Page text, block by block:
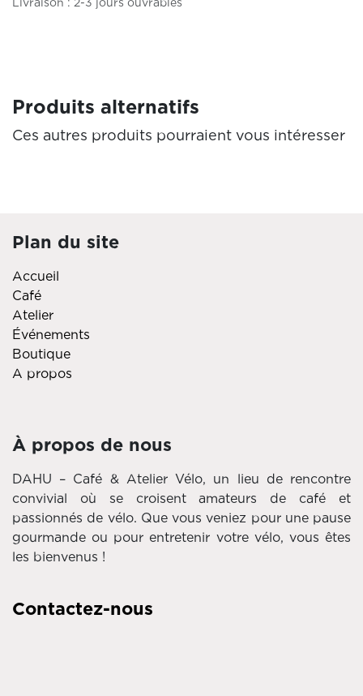
Livraison : 2-3 jours ouvrables
Produits alternatifs
Ces autres produits pourraient vous intéresser
Plan du site
Accueil
Café
Atelier
Événements
Boutique
A propos
À propos de nous
DAHU – Café & Atelier Vélo, un lieu de rencontre
convivial où se croisent amateurs de café et
passionnés de vélo. Que vous veniez pour une pause
gourmande ou pour entretenir votre vélo, vous êtes
les bienvenus !
Contactez-nous